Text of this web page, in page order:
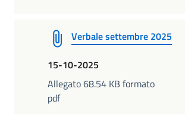
Verbale settembre 2025
15-10-2025
Allegato 68.54 KB formato
pdf